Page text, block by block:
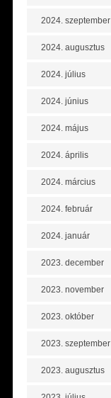
2024. szeptember
2024. augusztus
2024. július
2024. június
2024. május
2024. április
2024. március
2024. február
2024. január
2023. december
2023. november
2023. október
2023. szeptember
2023. augusztus